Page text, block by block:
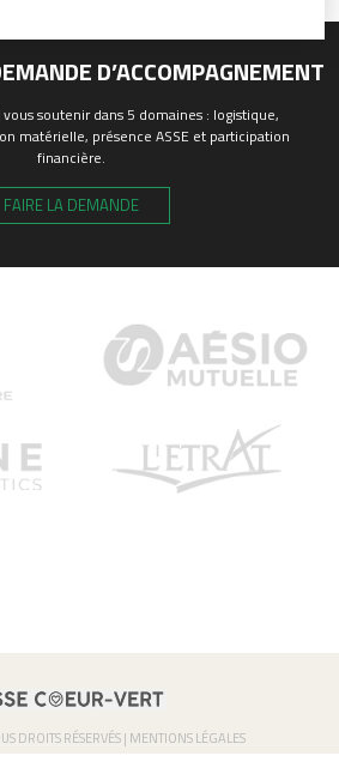
D’ACCOMPAGNEMENT
soutenir dans 5 domaines : logistique,
matérielle, présence ASSE et participation
financière.
FAIRE LA DEMANDE
DROITS RÉSERVÉS | MENTIONS LÉGALES